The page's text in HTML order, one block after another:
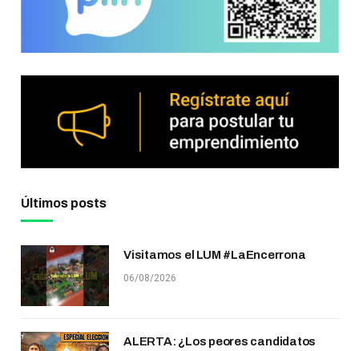
Últimos posts
Visitamos el LUM #LaEncerrona
06/08/2026
ALERTA: ¿Los peores candidatos